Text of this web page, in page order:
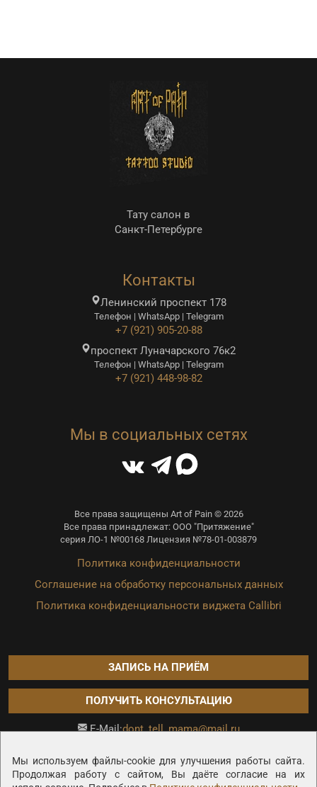
Мы используем файлы-cookie для улучшения работы сайта.
Продолжая работу с сайтом, Вы даёте согласие на их
Тату салон в
Санкт-Петербурге
Контакты
Ленинский проспект 178
Телефон | WhatsApp | Telegram
+7 (921) 905-20-88
проспект Луначарского 76к2
Телефон | WhatsApp | Telegram
+7 (921) 448-98-82
Мы в социальных сетях
Все права защищены Art of Pain © 2026
Все права принадлежат: ООО "Притяжение"
серия ЛО-1 №00168 Лицензия №78-01-003879
Политика конфиденциальности
Соглашение на обработку персональных данных
Политика конфиденциальности виджета Callibri
ЗАПИСЬ НА ПРИЁМ
ПОЛУЧИТЬ КОНСУЛЬТАЦИЮ
E-Mail:dont_tell_mama@mail.ru